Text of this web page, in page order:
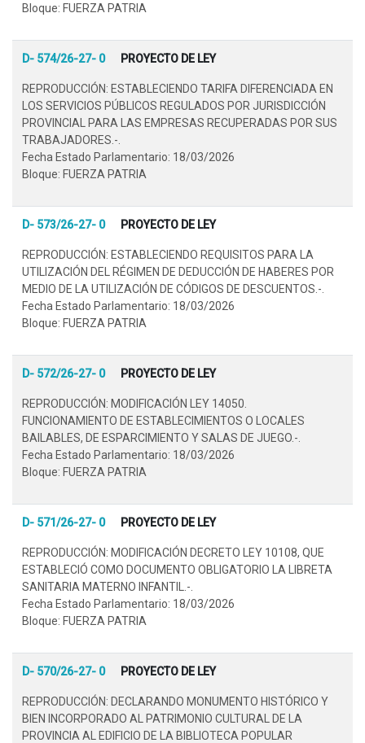
Bloque: FUERZA PATRIA
D- 574/26-27- 0 PROYECTO DE LEY
REPRODUCCIÓN: ESTABLECIENDO TARIFA DIFERENCIADA EN
LOS SERVICIOS PÚBLICOS REGULADOS POR JURISDICCIÓN
PROVINCIAL PARA LAS EMPRESAS RECUPERADAS POR SUS
TRABAJADORES.-.
Fecha Estado Parlamentario: 18/03/2026
Bloque: FUERZA PATRIA
D- 573/26-27- 0 PROYECTO DE LEY
REPRODUCCIÓN: ESTABLECIENDO REQUISITOS PARA LA
UTILIZACIÓN DEL RÉGIMEN DE DEDUCCIÓN DE HABERES POR
MEDIO DE LA UTILIZACIÓN DE CÓDIGOS DE DESCUENTOS.-.
Fecha Estado Parlamentario: 18/03/2026
Bloque: FUERZA PATRIA
D- 572/26-27- 0 PROYECTO DE LEY
REPRODUCCIÓN: MODIFICACIÓN LEY 14050.
FUNCIONAMIENTO DE ESTABLECIMIENTOS O LOCALES
BAILABLES, DE ESPARCIMIENTO Y SALAS DE JUEGO.-.
Fecha Estado Parlamentario: 18/03/2026
Bloque: FUERZA PATRIA
D- 571/26-27- 0 PROYECTO DE LEY
REPRODUCCIÓN: MODIFICACIÓN DECRETO LEY 10108, QUE
ESTABLECIÓ COMO DOCUMENTO OBLIGATORIO LA LIBRETA
SANITARIA MATERNO INFANTIL.-.
Fecha Estado Parlamentario: 18/03/2026
Bloque: FUERZA PATRIA
D- 570/26-27- 0 PROYECTO DE LEY
REPRODUCCIÓN: DECLARANDO MONUMENTO HISTÓRICO Y
BIEN INCORPORADO AL PATRIMONIO CULTURAL DE LA
PROVINCIA AL EDIFICIO DE LA BIBLIOTECA POPULAR